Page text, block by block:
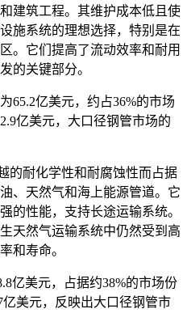
建筑工程。其维护成本低且使
施系统的理想选择，特别是在
。它们提高了流动效率和耐用
的关键部分。
65.2亿美元，约占36%的市场
亿美元，大口径钢管市场的
的耐化学性和耐腐蚀性而占据
、天然气和海上能源管道。它
的性能，支持长途运输系统。
天然气运输系统中仍然受到高
和寿命。
亿美元，占据约38%的市场份
亿美元，反映出大口径钢管市